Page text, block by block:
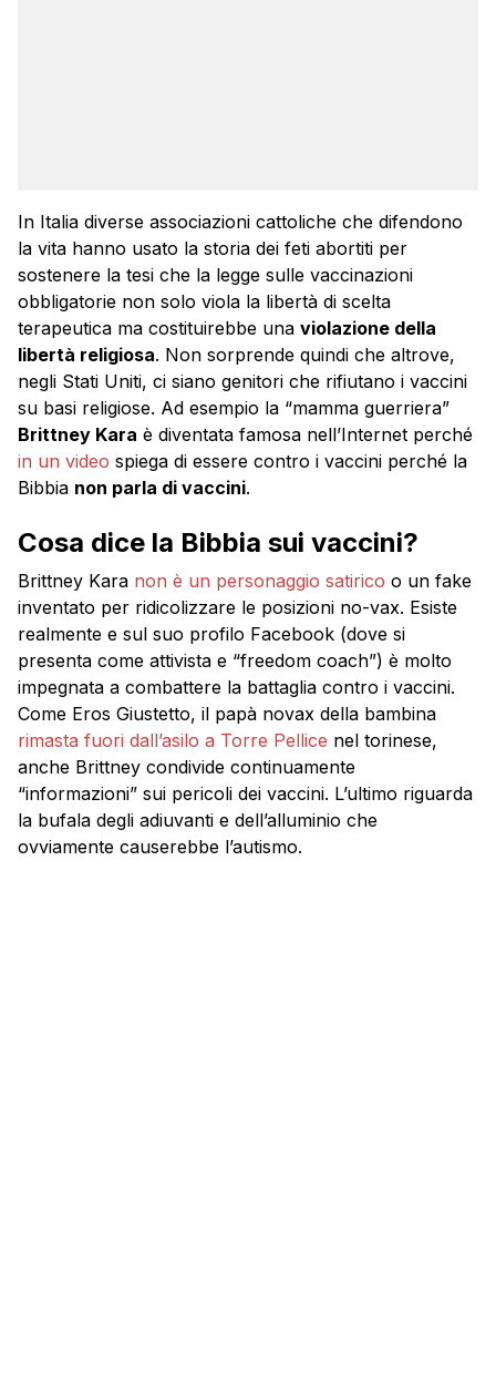
In Italia diverse associazioni cattoliche che difendono
la vita hanno usato la storia dei feti abortiti per
sostenere la tesi che la legge sulle vaccinazioni
obbligatorie non solo viola la libertà di scelta
terapeutica ma costituirebbe una violazione della
libertà religiosa. Non sorprende quindi che altrove,
negli Stati Uniti, ci siano genitori che rifiutano i vaccini
su basi religiose. Ad esempio la “mamma guerriera”
Brittney Kara è diventata famosa nell’Internet perché
in un video spiega di essere contro i vaccini perché la
Bibbia non parla di vaccini.
Cosa dice la Bibbia sui vaccini?
Brittney Kara non è un personaggio satirico o un fake
inventato per ridicolizzare le posizioni no-vax. Esiste
realmente e sul suo profilo Facebook (dove si
presenta come attivista e “freedom coach”) è molto
impegnata a combattere la battaglia contro i vaccini.
Come Eros Giustetto, il papà novax della bambina
rimasta fuori dall’asilo a Torre Pellice nel torinese,
anche Brittney condivide continuamente
“informazioni” sui pericoli dei vaccini. L’ultimo riguarda
la bufala degli adiuvanti e dell’alluminio che
ovviamente causerebbe l’autismo.